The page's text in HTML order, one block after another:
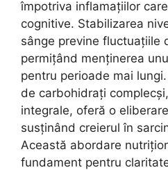
împotriva inflamațiilor
cognitive. Stabilizarea
sânge previne fluctuațiile
permițând menținerea
pentru perioade mai
de carbohidrați
integrale, oferă o
susținând creierul în
Această abordare
fundament pentru